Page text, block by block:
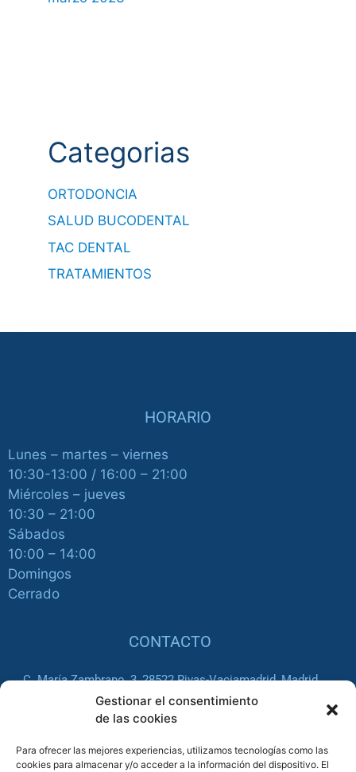
Gestionar el consentimiento
de las cookies
Para ofrecer las mejores experiencias, utilizamos tecnologías como las
cookies para almacenar y/o acceder a la información del dispositivo. El
Categorias
ORTODONCIA
SALUD BUCODENTAL
TAC DENTAL
TRATAMIENTOS
HORARIO
Lunes – martes – viernes
10:30-13:00 / 16:00 – 21:00
Miércoles – jueves
10:30 – 21:00
Sábados
10:00 – 14:00
Domingos
Cerrado
CONTACTO
C. María Zambrano, 3, 28522 Rivas-Vaciamadrid, Madrid
916 66 26 45